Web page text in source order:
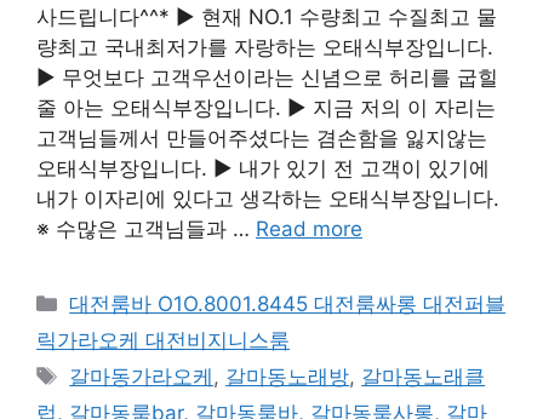
사드립니다^^* ▶ 현재 NO.1 수량최고 수질최고 물
량최고 국내최저가를 자랑하는 오태식부장입니다.
▶ 무엇보다 고객우선이라는 신념으로 허리를 굽힐
줄 아는 오태식부장입니다. ▶ 지금 저의 이 자리는
고객님들께서 만들어주셨다는 겸손함을 잃지않는
오태식부장입니다. ▶ 내가 있기 전 고객이 있기에
내가 이자리에 있다고 생각하는 오태식부장입니다.
※ 수많은 고객님들과 … Read more
카
테
리
대전룸바 O1O.8001.8445 대전룸싸롱 대전퍼블
릭가라오케 대전비지니스룸
태
그
갈마동가라오케 , 갈마동노래방, 갈마동노래클
럽, 갈마동룸bar, 갈마동룸바, 갈마동룸사롱, 갈마